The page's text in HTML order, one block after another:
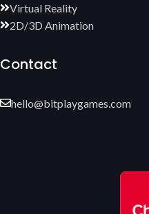
Virtual Reality
2D/3D Animation
Contact
hello@bitplaygames.com